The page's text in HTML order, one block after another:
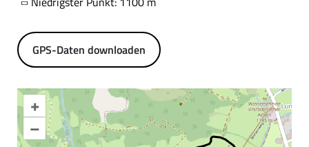
GPS-Daten downloaden
+
–